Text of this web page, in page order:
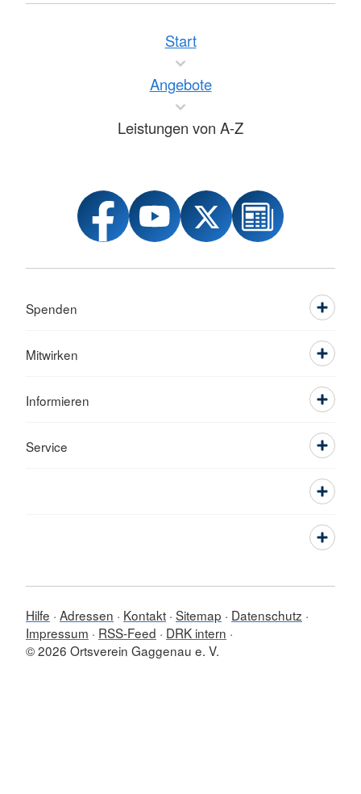
Start
Angebote
Leistungen von A-Z
Spenden
Mitwirken
Informieren
Service
Hilfe Adressen Kontakt Sitemap
Datenschutz
Impressum
RSS-Feed
DRK intern
© 2026 Ortsverein Gaggenau e. V.